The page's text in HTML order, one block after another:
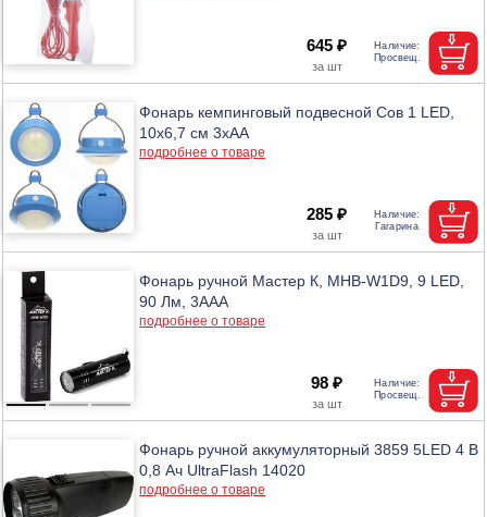
645 ₽
Фонарь кемпинговый подвесной Cов 1 LED,
10х6,7 см 3хAA
подробнее о товаре
285 ₽
Фонарь ручной Мастер К, MHB-W1D9, 9 LED,
90 Лм, 3ААА
подробнее о товаре
98 ₽
Фонарь ручной аккумуляторный 3859 5LED 4 В
0,8 Ач UltraFlash 14020
подробнее о товаре